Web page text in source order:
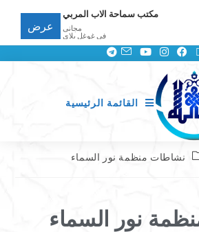
القائمة الرئيسية
نشاطات منظمة نور السماء
نور السماء
مكتب سماحة الاب المربي
مجانى
في غوغل بلاي
عرض